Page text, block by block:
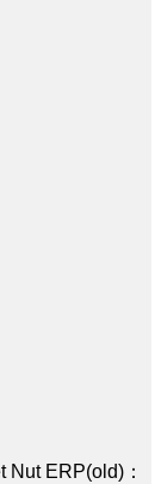
Nut ERP(old)：